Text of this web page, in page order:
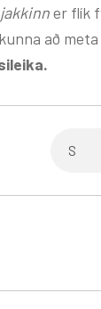
er flík
að meta